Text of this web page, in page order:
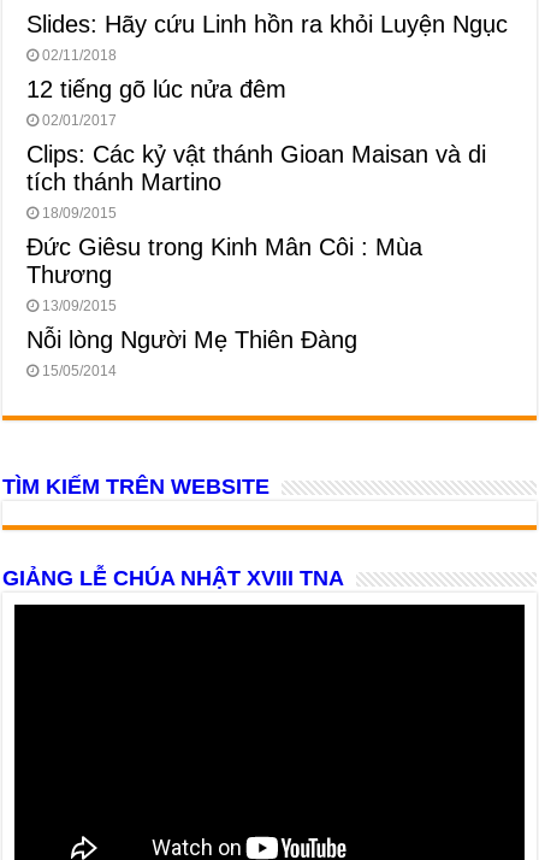
Slides: Hãy cứu Linh hồn ra khỏi Luyện Ngục
02/11/2018
12 tiếng gõ lúc nửa đêm
02/01/2017
Clips: Các kỷ vật thánh Gioan Maisan và di
tích thánh Martino
18/09/2015
Đức Giêsu trong Kinh Mân Côi : Mùa
Thương
13/09/2015
Nỗi lòng Người Mẹ Thiên Đàng
15/05/2014
TÌM KIẾM TRÊN WEBSITE
GIẢNG LỄ CHÚA NHẬT XVIII TNA